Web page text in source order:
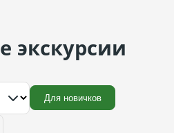
экскурсии
Для новичков